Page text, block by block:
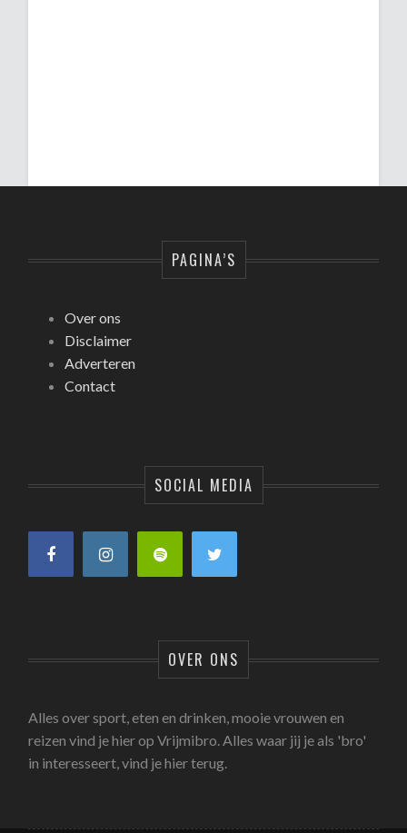
PAGINA’S
Over ons
Disclaimer
Adverteren
Contact
SOCIAL MEDIA
OVER ONS
Alles over sport, eten en drinken, mooie vrouwen en
reizen vind je hier op Vrijmibro. Alles waar jij je als 'bro'
in interesseert, vind je hier terug.